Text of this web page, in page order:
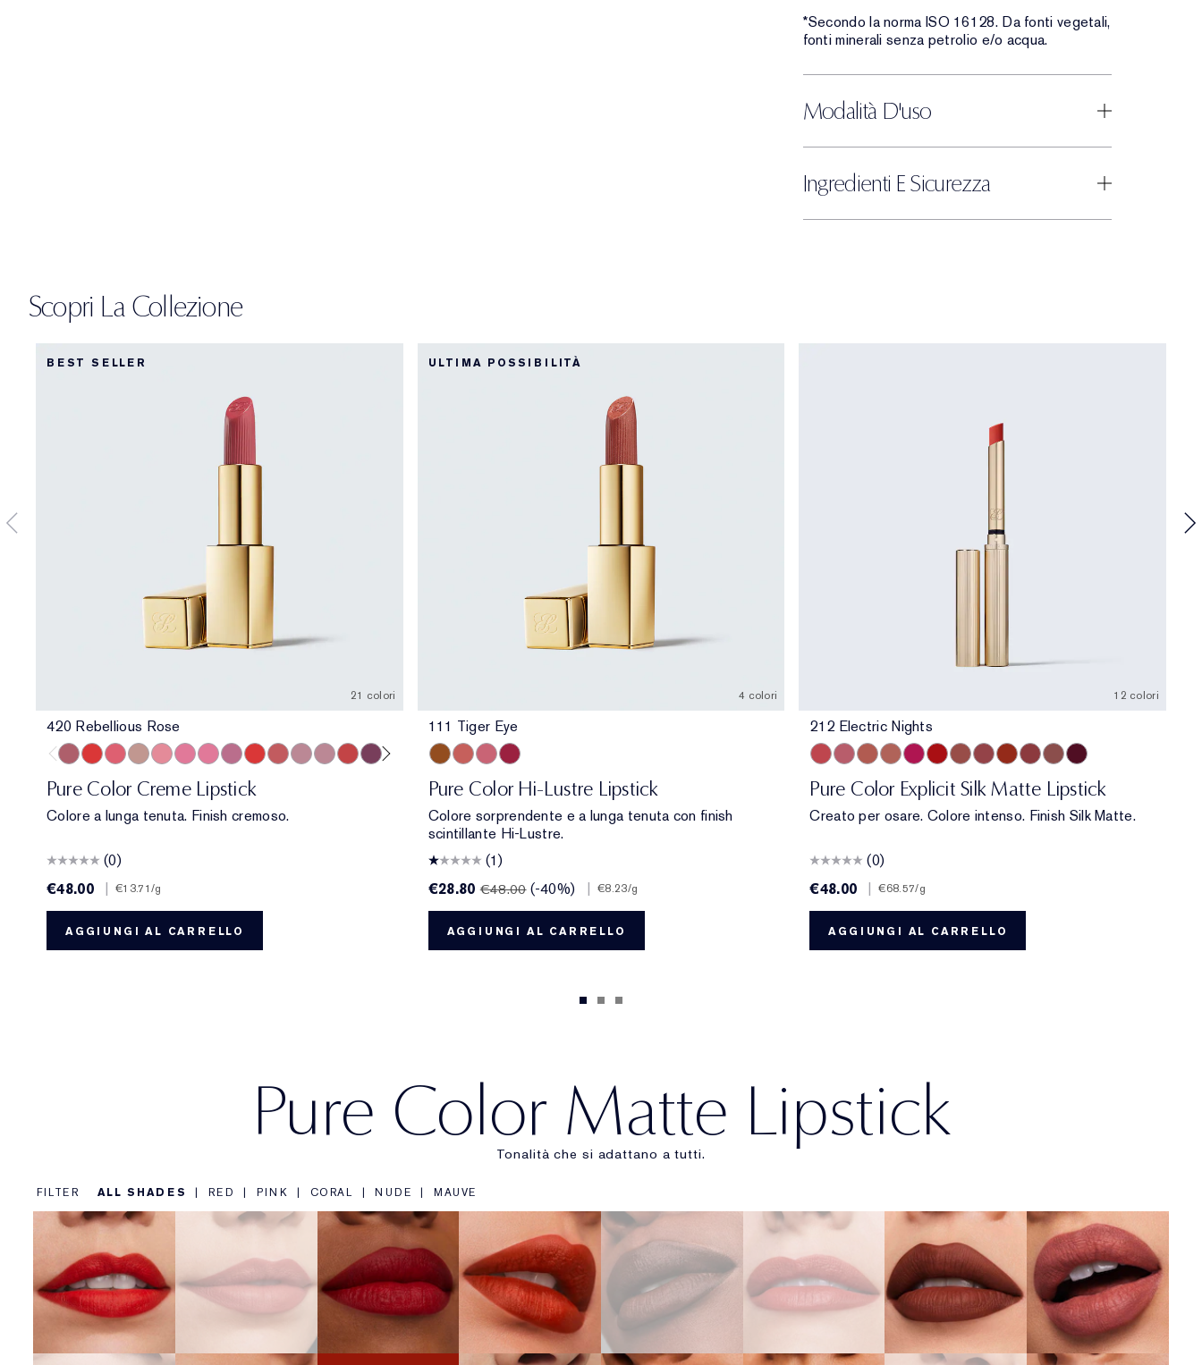
*Secondo la norma ISO 16128. Da fonti vegetali,
fonti minerali senza petrolio e/o acqua.
Modalità D'uso
Ingredienti E Sicurezza
Scopri La Collezione
BEST SELLER
21 colori
420 Rebellious Rose
Pure Color Creme Lipstick
Colore a lunga tenuta. Finish cremoso.
(0)
€48.00
| €13.71/g
AGGIUNGI AL CARRELLO
ULTIMA POSSIBILITÀ
4 colori
111 Tiger Eye
Pure Color Hi-Lustre Lipstick
Colore sorprendente e a lunga tenuta con finish
scintillante Hi-Lustre.
(1)
€28.80€48.00 (-40%) | €8.23/g
AGGIUNGI AL CARRELLO
12 colori
212 Electric Nights
Pure Color Explicit Silk Matte Lipstick
Creato per osare. Colore intenso. Finish Silk Matte.
(0)
€48.00
| €68.57/g
AGGIUNGI AL CARRELLO